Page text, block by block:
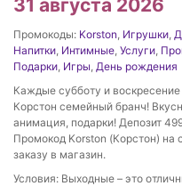
31 августа 2026
Промокоды: Korston, Игрушки,
Напитки, Интимные, Услуги,
Подарки, Игры, День рождения
Каждые субботу и воскресение
Корстон семейный бранч!
анимация, подарки! Депозит
Промокод Korston (Корстон) на
заказу в магазин.
Условия: Выходные – это